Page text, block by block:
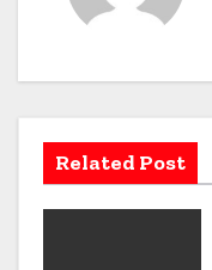
v
g
a
Related Post